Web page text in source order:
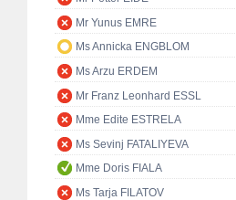
Mr Yunus EMRE
Ms Annicka ENGBLOM
Ms Arzu ERDEM
Mr Franz Leonhard ESSL
Mme Edite ESTRELA
Ms Sevinj FATALIYEVA
Mme Doris FIALA
Ms Tarja FILATOV